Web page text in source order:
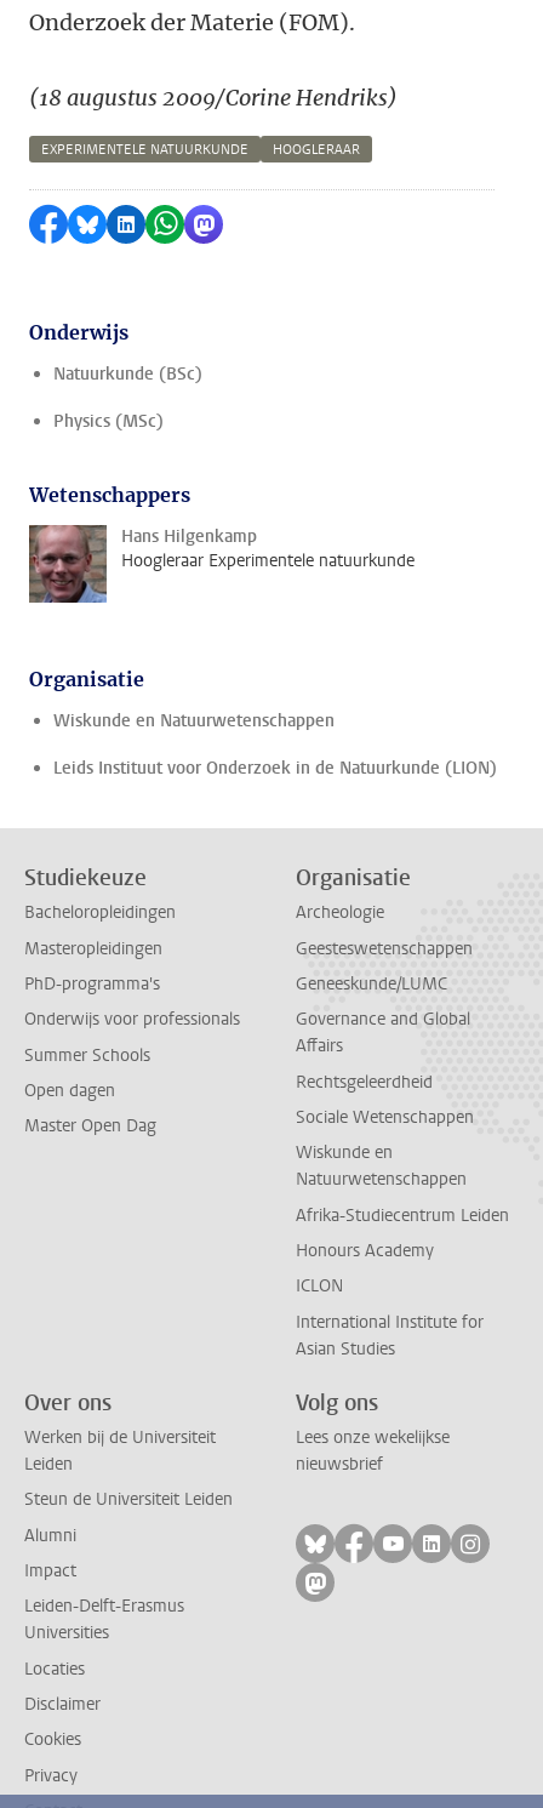
Onderzoek der Materie (FOM).
(18 augustus 2009/Corine Hendriks)
EXPERIMENTELE NATUURKUNDE HOOGLERAAR
Delen op Facebook
Delen via Bluesky
Delen op LinkedIn
Delen via WhatsApp
Delen via Mastodon
Onderwijs
Natuurkunde (BSc)
Physics (MSc)
Wetenschappers
Hans Hilgenkamp
Hoogleraar Experimentele natuurkunde
Organisatie
Wiskunde en Natuurwetenschappen
Leids Instituut voor Onderzoek in de Natuurkunde (LION)
Studiekeuze
Bacheloropleidingen
Masteropleidingen
PhD-programma's
Onderwijs voor professionals
Summer Schools
Open dagen
Master Open Dag
Organisatie
Archeologie
Geesteswetenschappen
Geneeskunde/LUMC
Governance and Global
Affairs
Rechtsgeleerdheid
Sociale Wetenschappen
Wiskunde en
Natuurwetenschappen
Afrika-Studiecentrum Leiden
Honours Academy
ICLON
International Institute for
Asian Studies
Over ons
Werken bij de Universiteit
Leiden
Steun de Universiteit Leiden
Alumni
Impact
Leiden-Delft-Erasmus
Universities
Locaties
Disclaimer
Cookies
Privacy
Volg ons
Lees onze wekelijkse
nieuwsbrief
Volg ons op bluesky
Volg ons op
Volg ons op
Volg ons
Volg
Volg ons op mastodon